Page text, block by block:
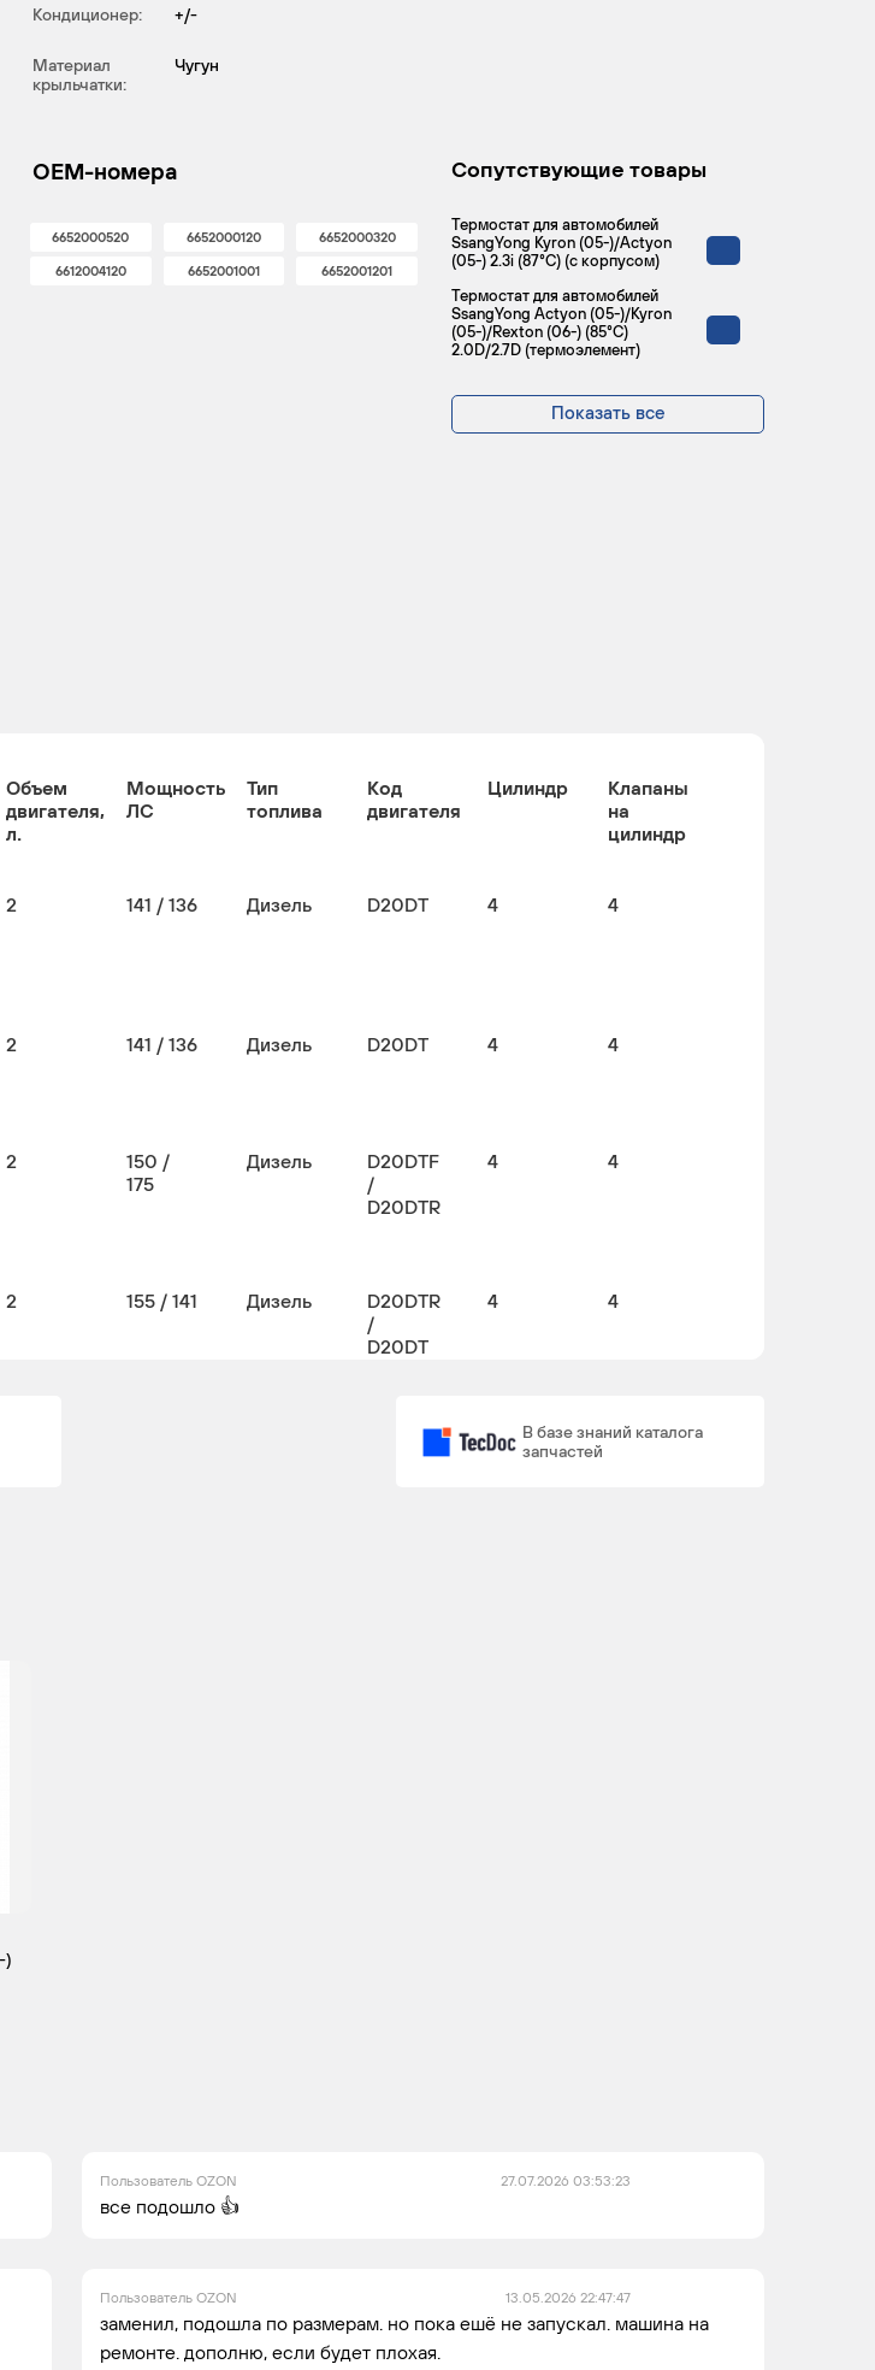
Кондиционер: +/-
Материал
крыльчатки:
Чугун
OEM-номера
6652000520 6652000120 6652000320
6612004120 6652001001 6652001201
Сопутствующие товары
Термостат для автомобилей
SsangYong Kyron (05-)/Actyon
(05-) 2.3i (87°С) (c корпусом)
Термостат для автомобилей
SsangYong Actyon (05-)/Kyron
(05-)/Rexton (06-) (85°С)
2.0D/2.7D (термоэлемент)
Показать все
Объем
двигателя,
л.
Мощность
ЛС
Тип
топлива
Код
двигателя
Цилиндр
Клапаны
на
цилиндр
2 141 / 136 Дизель D20DT 4 4
2 141 / 136 Дизель D20DT 4 4
2
150 /
175
Дизель
D20DTF
/
D20DTR
4 4
2 155 / 141 Дизель
D20DTR
/
D20DT
4 4
4 4
В базе знаний каталога
запчастей
)
Пользователь OZON 27.07.2026 03:53:23
все подошло 👍
Пользователь OZON 13.05.2026 22:47:47
заменил, подошла по размерам. но пока ешё не запускал. машина на
ремонте. дополню, если будет плохая.